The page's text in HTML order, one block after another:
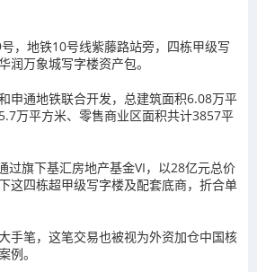
，地铁10号线紫藤路站旁，四栋甲级写
润万象城写字楼资产包。
申通地铁联合开发，总建筑面积6.08万平
万平方米、零售商业区面积共计3857平
过旗下基汇房地产基金VI，以28亿元总价
这四栋超甲级写字楼及配套底商，折合单
手笔，这笔交易也被视为外资加仓中国核
例。